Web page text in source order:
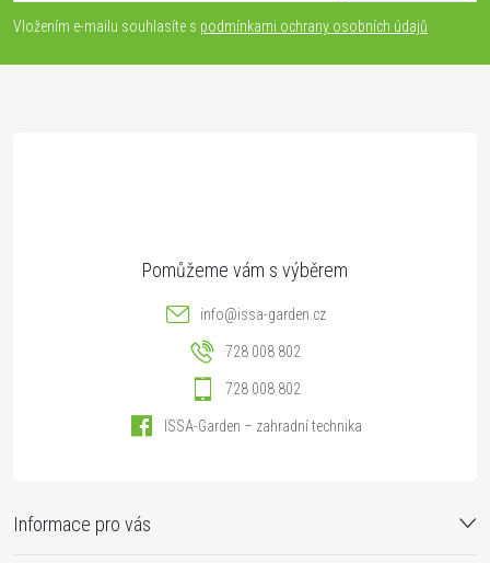
pVložením e-mailu souhlasíte s podmínkami ochrany osobních údajů
Informace pro vás
info@issa-garden.cz
728 008 802
728 008 802
ISSA-Garden – zahradní technika